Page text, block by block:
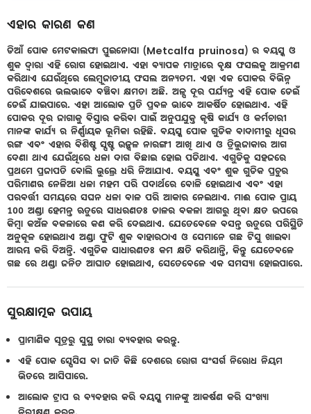
ଏହାର କାରଣ କଣ
ଡିଆଁ ପୋକ ମେଟକାଲଫା ପ୍ରୁଇନୋସା (Metcalfa pruinosa) ର ବୟସ୍କ ଓ
ଶୁକ ଦ୍ୱାରା ଏହି ରୋଗ ହୋଇଥାଏ. ଏହା ବ୍ୟାପକ ମାତ୍ରାରେ ବୃକ୍ଷ ଫସଲକୁ ଆକ୍ରମଣ
କରିଥାଏ ଯେଉଁଥିରେ ଲେମ୍ବୁଜାତୀୟ ଫସଲ ଅନ୍ୟତମ. ଏହା ଏକ ପୋକର ବିଭିନ୍ନ
ପରିବେଶରେ ଭଲଭାବେ ବଞ୍ଚିବା କ୍ଷମତା ଅଛି. ଅଳ୍ପ ଦୂର ପର୍ଯ୍ୟନ୍ତ ଏହି ପୋକ ଡେଇଁ
ଡେଇଁ ଯାଇପାରେ. ଏହା ଆଲୋକ ପ୍ରତି ପ୍ରବଳ ଭାବେ ଆକର୍ଷିତ ହୋଇଥାଏ. ଏହି
ପୋକର ଦୂର ଜାଗାକୁ ବିସ୍ତାର କରିବା ପାଇଁ ଅନୁପଯୁକ୍ତ କୃଷି କାର୍ଯ୍ୟ ଓ କର୍ମଚାରୀ
ମାନଙ୍କ କାର୍ଯ୍ୟ ର ନିର୍ଣ୍ଣାୟକ ଭୂମିକା ରହିଛି. ବୟସ୍କ ପୋକ ଗୁଡିକ ବାଦାମୀରୁ ଧୂସର
ରଙ୍ଗ ଏବଂ ଏହାର ବିଶିଷ୍ଟ ସ୍ପଷ୍ଟ ଉଜ୍ଜ୍ୱଳ ନାରଙ୍ଗୀ ଆଖି ଥାଏ ଓ ତ୍ରିଭୁଜାକାର ଆଗ
ଦେଣା ଥାଏ ଯେଉଁଥିରେ ଧଳା ଦାଗ ବିଛାଇ ହୋଇ ପଡିଥାଏ. ଏଗୁଡିକୁ ସହଜରେ
ପ୍ରଥମେ ପ୍ରଜାପତି ବୋଲି ଭୁଲ୍ରେ ଧରି ନିଆଯାଏ. ବୟସ୍କ ଏବଂ ଶୁକ ଗୁଡିକ ପ୍ରଚୁର
ପରିମାଣର ନେଳିଆ ଧଳା ମହମ ପରି ପଦାର୍ଥରେ ବୋଳି ହୋଇଥାଏ ଏବଂ ଏହା
ପରବର୍ତ୍ତୀ ସମୟରେ ସଘନ ଧଳା ବାଳ ପରି ଆକାର ନେଇଥାଏ. ମାଈ ପୋକ ପ୍ରାୟ
100 ଅଣ୍ଡା ହେମନ୍ତ ଋତୁରେ ସାଧରଣତଃ ଡାଳର ବକଳା ଆଗରୁ ଥିବା କ୍ଷତ ଉପରେ
କିମ୍ବା କଅଁଳ ବକଳାରେ କଣ କରି ଦେଇଥାଏ. ଯେତେବେଳେ ବସନ୍ତ ଋତୁରେ ପରିସ୍ଥିତି
ଅନୁକୂଳ ହୋଇଥାଏ ଅଣ୍ଡା ଫୁଟି ଶୁକ ବାହାରଠାଏ ଓ ସେମାନେ ଗଛ ଟିସୁ ଖାଇବା
ଆରମ୍ଭ କରି ଦିଅନ୍ତି. ଏଗୁଡିକ ସାଧାରଣତଃ କମ କ୍ଷତି କରିଥାନ୍ତି, କିନ୍ତୁ ଯେତେବଳେ
ଗଛ ରେ ଥଣ୍ଡା ଜନିତ ଆଘାତ ହୋଇଥାଏ, ସେତେବେଳେ ଏକ ସମସ୍ୟା ହୋଇପାରେ.
ସୁରକ୍ଷାତ୍ମକ ଉପାୟ
ପ୍ରାମାଣିକ ସୂତ୍ରରୁ ସୁସ୍ଥ ଚାରା ବ୍ୟବହାର କରନ୍ତୁ.
ଏହି ପୋକ ସ୍ପେସିସ ବା ଜାତି କିଛି ଦେଶରେ ରୋଗ ସଂସର୍ଗ ନିରୋଧ ନିୟମ
ଭିତରେ ଆସିପାରେ.
ଆଲୋକ ଟ୍ରାପ ର ବ୍ୟବହାର କରି ବୟସ୍କ ମାନଙ୍କୁ ଆକର୍ଷଣ କରି ସଂଖ୍ୟା